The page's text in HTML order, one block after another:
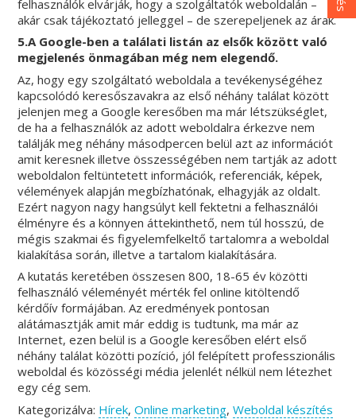
felhasználók elvárják, hogy a szolgáltatók weboldalán –
akár csak tájékoztató jelleggel – de szerepeljenek az árak.
5.A Google-ben a találati listán az elsők között való
megjelenés önmagában még nem elegendő.
Az, hogy egy szolgáltató weboldala a tevékenységéhez
kapcsolódó keresőszavakra az első néhány találat között
jelenjen meg a Google keresőben ma már létszükséglet,
de ha a felhasználók az adott weboldalra érkezve nem
találják meg néhány másodpercen belül azt az információt
amit keresnek illetve összességében nem tartják az adott
weboldalon feltüntetett információk, referenciák, képek,
vélemények alapján megbízhatónak, elhagyják az oldalt.
Ezért nagyon nagy hangsúlyt kell fektetni a felhasználói
élményre és a könnyen áttekinthető, nem túl hosszú, de
mégis szakmai és figyelemfelkeltő tartalomra a weboldal
kialakítása során, illetve a tartalom kialakítására.
A kutatás keretében összesen 800, 18-65 év közötti
felhasználó véleményét mérték fel online kitöltendő
kérdőív formájában. Az eredmények pontosan
alátámasztják amit már eddig is tudtunk, ma már az
Internet, ezen belül is a Google keresőben elért első
néhány találat közötti pozíció, jól felépített professzionális
weboldal és közösségi média jelenlét nélkül nem létezhet
egy cég sem.
Kategorizálva: Hírek,Online marketing,Weboldal készítés